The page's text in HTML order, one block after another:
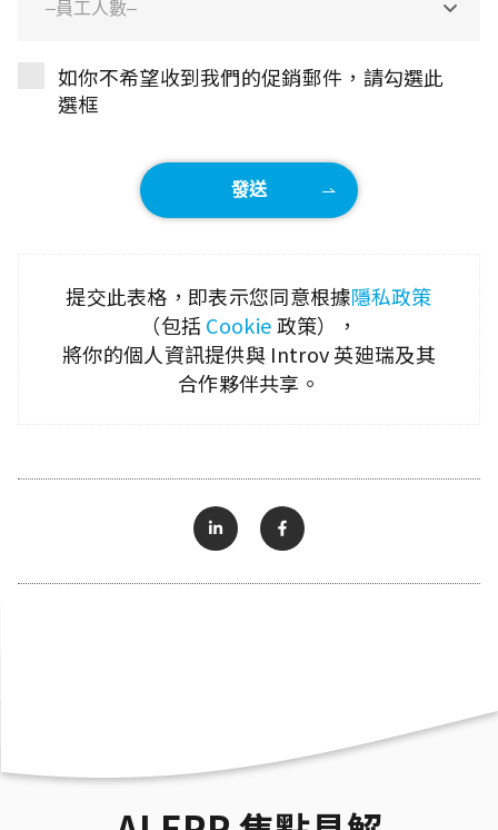
如你不希望收到我們的促銷郵件，請勾選此
選框
提交此表格，即表示您同意根據隱私政策
（包括 Cookie政策），
將你的個人資訊提供與 Introv 英廸瑞及其
合作夥伴共享。